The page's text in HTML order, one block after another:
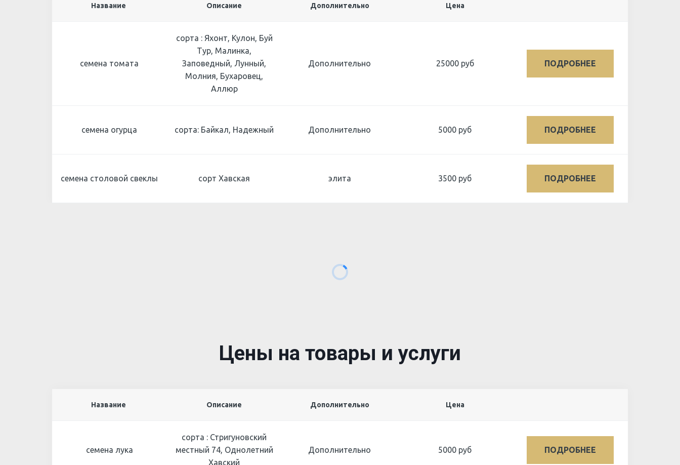
Название Описание Дополнительно Цена
семена томата
сорта : Яхонт, Кулон, Буй
Тур, Малинка,
Заповедный, Лунный,
Молния, Бухаровец,
Аллюр
Дополнительно 25000 руб ПОДРОБНЕЕ
семена огурца сорта: Байкал, Надежный Дополнительно 5000 руб ПОДРОБНЕЕ
семена столовой свеклы сорт Хавская элита 3500 руб ПОДРОБНЕЕ
Цены на товары и услуги
Название Описание Дополнительно Цена
семена лука
сорта : Стригуновский
местный 74, Однолетний
Хавский
Дополнительно 5000 руб ПОДРОБНЕЕ